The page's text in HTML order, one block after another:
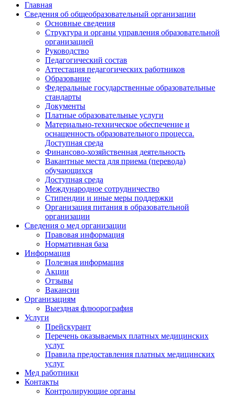
Главная
Сведения об общеобразовательный организации
Основные сведения
Структура и органы управления образовательной
организацией
Руководство
Педагогический состав
Аттестация педагогических работников
Образование
Федеральные государственные образовательные
стандарты
Документы
Платные образовательные услуги
Материально-техническое обеспечение и
оснащенность образовательного процесса.
Доступная среда
Финансово-хозяйственная деятельность
Вакантные места для приема (перевода)
обучающихся
Доступная среда
Международное сотрудничество
Стипендии и иные меры поддержки
Организация питания в образовательной
организации
Сведения о мед организации
Правовая информация
Нормативная база
Информация
Полезная информация
Акции
Отзывы
Вакансии
Организациям
Выездная флюорография
Услуги
Прейскурант
Перечень оказываемых платных медицинских
услуг
Правила предоставления платных медицинских
услуг
Мед работники
Контакты
Контролирующие органы